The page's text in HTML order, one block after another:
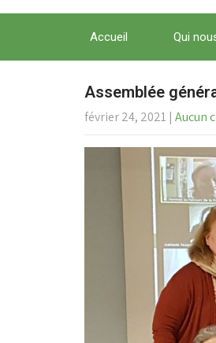
Accueil Qui
Assemblée
février 24, 2021 | Aucun